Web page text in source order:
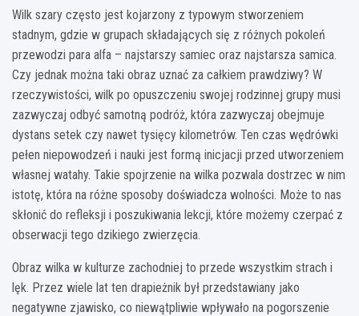
Wilk szary często jest kojarzony z typowym stworzeniem
stadnym, gdzie w grupach składających się z różnych pokoleń
przewodzi para alfa – najstarszy samiec oraz najstarsza samica.
Czy jednak można taki obraz uznać za całkiem prawdziwy? W
rzeczywistości, wilk po opuszczeniu swojej rodzinnej grupy musi
zazwyczaj odbyć samotną podróż, która zazwyczaj obejmuje
dystans setek czy nawet tysięcy kilometrów. Ten czas wędrówki
pełen niepowodzeń i nauki jest formą inicjacji przed utworzeniem
własnej watahy. Takie spojrzenie na wilka pozwala dostrzec w nim
istotę, która na różne sposoby doświadcza wolności. Może to nas
skłonić do refleksji i poszukiwania lekcji, które możemy czerpać z
obserwacji tego dzikiego zwierzęcia.
Obraz wilka w kulturze zachodniej to przede wszystkim strach i
lęk. Przez wiele lat ten drapieżnik był przedstawiany jako
negatywne zjawisko, co niewątpliwie wpływało na pogorszenie